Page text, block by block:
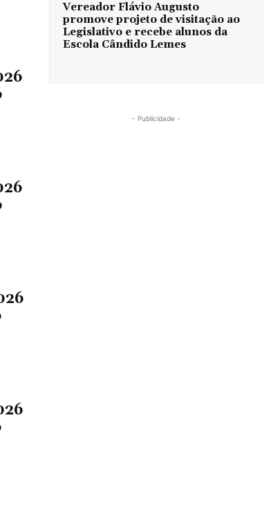
Vereador Flávio Augusto
promove projeto de visitação ao
Legislativo e recebe alunos da
Escola Cândido Lemes
- Publicidade -